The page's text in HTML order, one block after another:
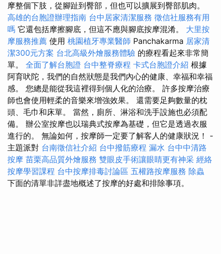
摩整個下肢，從腳趾到臀部，但也可以擴展到臀部肌肉。
高雄的台胞證辦理指南 台中居家清潔服務 徵信社服務有用
嗎 它還包括摩擦腳底，但這不應與腳底按摩混淆。 大里按
摩服務推薦 使用 桃園植牙專業醫師 Panchakarma 居家清
潔300元方案 台北高級外燴服務體驗 的療程看起來非常簡
單。 全面了解台胞證 台中整脊療程 卡式台胞證介紹 根據
阿育吠陀，我們的自然狀態是我們內心的健康、幸福和幸福
感。 您總是能從我這裡得到個人化的治療。 許多按摩治療
師也會使用輕柔的音樂來增強效果。 還需要足夠數量的枕
頭、毛巾和床單。 當然，廁所、淋浴和洗手設施也必須配
備。 辦公室按摩也以瑞典式按摩為基礎，但它是透過衣服
進行的。 無論如何，按摩師一定要了解客人的健康狀況！ -
主題派對 台南徵信社介紹 台中撥筋療程 漏水 台中中清路
按摩 苗栗高品質外燴服務 雙眼皮手術讓眼睛更有神采 經絡
按摩學習課程 台中按摩排毒討論區 五權路按摩服務 除蟲
下面的清單非詳盡地概述了按摩的好處和排除事項。